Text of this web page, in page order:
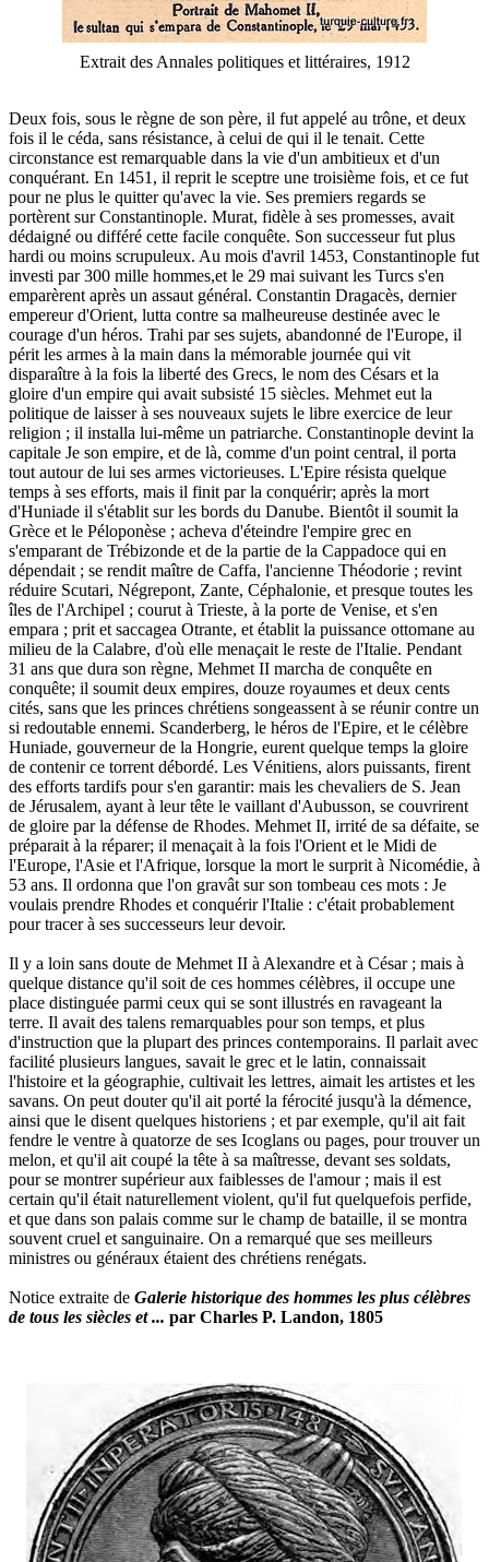
Extrait des Annales politiques et littéraires, 1912
Deux fois, sous le règne de son père, il fut appelé au trône, et deux
fois il le céda, sans résistance, à celui de qui il le tenait. Cette
circonstance est remarquable dans la vie d'un ambitieux et d'un
conquérant. En 1451, il reprit le sceptre une troisième fois, et ce fut
pour ne plus le quitter qu'avec la vie. Ses premiers regards se
portèrent sur Constantinople. Murat, fidèle à ses promesses, avait
dédaigné ou différé cette facile conquête. Son successeur fut plus
hardi ou moins scrupuleux. Au mois d'avril 1453, Constantinople fut
investi par 300 mille hommes,et le 29 mai suivant les Turcs s'en
emparèrent après un assaut général. Constantin Dragacès, dernier
empereur d'Orient, lutta contre sa malheureuse destinée avec le
courage d'un héros. Trahi par ses sujets, abandonné de l'Europe, il
périt les armes à la main dans la mémorable journée qui vit
disparaître à la fois la liberté des Grecs, le nom des Césars et la
gloire d'un empire qui avait subsisté 15 siècles. Mehmet eut la
politique de laisser à ses nouveaux sujets le libre exercice de leur
religion ; il installa lui-même un patriarche. Constantinople devint la
capitale Je son empire, et de là, comme d'un point central, il porta
tout autour de lui ses armes victorieuses. L'Epire résista quelque
temps à ses efforts, mais il finit par la conquérir; après la mort
d'Huniade il s'établit sur les bords du Danube. Bientôt il soumit la
Grèce et le Péloponèse ; acheva d'éteindre l'empire grec en
s'emparant de Trébizonde et de la partie de la Cappadoce qui en
dépendait ; se rendit maître de Caffa, l'ancienne Théodorie ; revint
réduire Scutari, Négrepont, Zante, Céphalonie, et presque toutes les
îles de l'Archipel ; courut à Trieste, à la porte de Venise, et s'en
empara ; prit et saccagea Otrante, et établit la puissance ottomane au
milieu de la Calabre, d'où elle menaçait le reste de l'Italie. Pendant
31 ans que dura son règne, Mehmet II marcha de conquête en
conquête; il soumit deux empires, douze royaumes et deux cents
cités, sans que les princes chrétiens songeassent à se réunir contre un
si redoutable ennemi. Scanderberg, le héros de l'Epire, et le célèbre
Huniade, gouverneur de la Hongrie, eurent quelque temps la gloire
de contenir ce torrent débordé. Les Vénitiens, alors puissants, firent
des efforts tardifs pour s'en garantir: mais les chevaliers de S. Jean
de Jérusalem, ayant à leur tête le vaillant d'Aubusson, se couvrirent
de gloire par la défense de Rhodes. Mehmet II, irrité de sa défaite, se
préparait à la réparer; il menaçait à la fois l'Orient et le Midi de
l'Europe, l'Asie et l'Afrique, lorsque la mort le surprit à Nicomédie, à
53 ans. Il ordonna que l'on gravât sur son tombeau ces mots : Je
voulais prendre Rhodes et conquérir l'Italie : c'était probablement
pour tracer à ses successeurs leur devoir.
Il y a loin sans doute de Mehmet II à Alexandre et à César ; mais à
quelque distance qu'il soit de ces hommes célèbres, il occupe une
place distinguée parmi ceux qui se sont illustrés en ravageant la
terre. Il avait des talens remarquables pour son temps, et plus
d'instruction que la plupart des princes contemporains. Il parlait avec
facilité plusieurs langues, savait le grec et le latin, connaissait
l'histoire et la géographie, cultivait les lettres, aimait les artistes et les
savans. On peut douter qu'il ait porté la férocité jusqu'à la démence,
ainsi que le disent quelques historiens ; et par exemple, qu'il ait fait
fendre le ventre à quatorze de ses Icoglans ou pages, pour trouver un
melon, et qu'il ait coupé la tête à sa maîtresse, devant ses soldats,
pour se montrer supérieur aux faiblesses de l'amour ; mais il est
certain qu'il était naturellement violent, qu'il fut quelquefois perfide,
et que dans son palais comme sur le champ de bataille, il se montra
souvent cruel et sanguinaire. On a remarqué que ses meilleurs
ministres ou généraux étaient des chrétiens renégats.
Notice extraite de Galerie historique des hommes les plus célèbres
de tous les siècles et ... par Charles P. Landon, 1805